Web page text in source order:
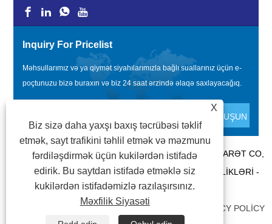
Inquiry For Pricelist
Məhsullarımız və ya qiymət siyahılarımızla bağlı suallarınız üçün e-
poçtunuzu bizə buraxın və biz 24 saat ərzində əlaqə saxlayacağıq.
MÜƏLLIFLIK HÜQUQU © 2022 XIAMEN EVERPAL TICARƏT CO,
LTD - FLIP FLOPS, SANDALET TERLIK, SLAYD TERLIKLƏRI -
BÜTÜN HÜQUQLAR QORUNUR.
|SITEMAP|RSS| PRIVACY POLICY
X
Biz sizə daha yaxşı baxış təcrübəsi təklif
etmək, sayt trafikini təhlil etmək və məzmunu
fərdiləşdirmək üçün kukilərdən istifadə
edirik. Bu saytdan istifadə etməklə siz
kukilərdən istifadəmizlə razılaşırsınız.
Məxfilik Siyasəti